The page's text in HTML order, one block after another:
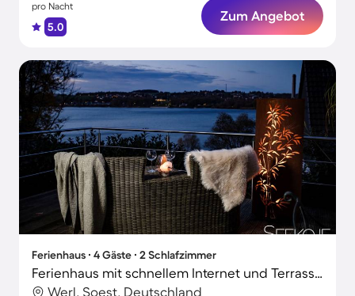
pro Nacht
5.0
Zum Angebot
Ferienhaus ∙ 4 Gäste ∙ 2 Schlafzimmer
Ferienhaus mit schnellem Internet und Terrasse | Seeblick
Werl, Soest, Deutschland